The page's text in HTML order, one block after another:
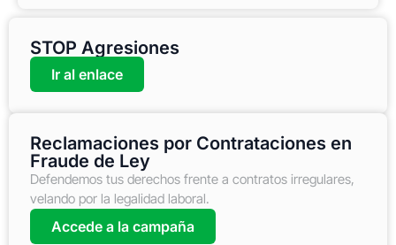
STOP Agresiones
Ir al enlace
Reclamaciones por Contrataciones en
Fraude de Ley
Defendemos tus derechos frente a contratos irregulares,
velando por la legalidad laboral.
Accede a la campaña